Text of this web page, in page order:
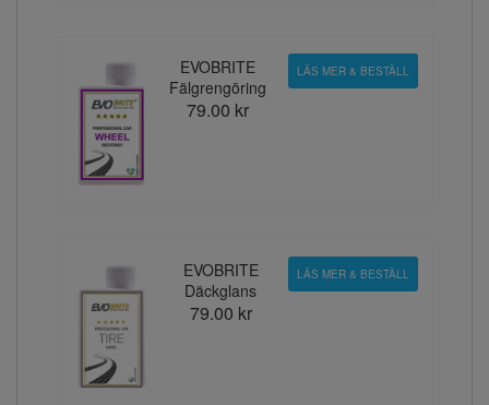
EVOBRITE
Fälgrengöring
79.00 kr
LÄS MER & BESTÄLL
EVOBRITE
Däckglans
79.00 kr
LÄS MER & BESTÄLL